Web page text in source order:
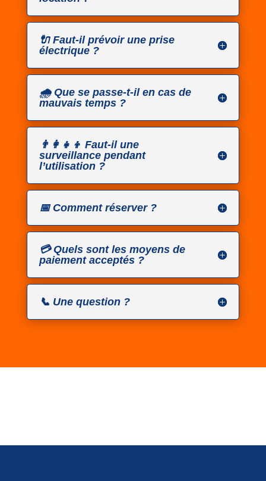
🔌 Faut-il prévoir une prise
électrique ?
🌧️ Que se passe-t-il en cas de
mauvais temps ?
👨‍👩‍👧‍👦 Faut-il une
surveillance pendant
l’utilisation ?
📅 Comment réserver ?
💳 Quels sont les moyens de
paiement acceptés ?
📞 Une question ?